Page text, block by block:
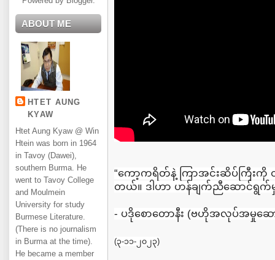
ABOUT ME
HTET AUNG
KYAW
Htet Aung Kyaw @ Win
Htein was born in 1964
in Tavoy (Dawei),
southern Burma. He
went to Tavoy College
and Moulmein
University for study
Burmese Literature.
(There is no journalism
in Burma at the time).
He became a member
“ကော့ကရိတ်နဲ့ ကြာအင်းဆိပ်ကြီးကို
တယ်။ ဒါဟာ ဟန်ချက်ညီဆောင်ရွက်
- ပဒိုစောတောနီး (ဗဟိုအလုပ်အမှုဆေ
(၃-၁၁-၂၀၂၃)